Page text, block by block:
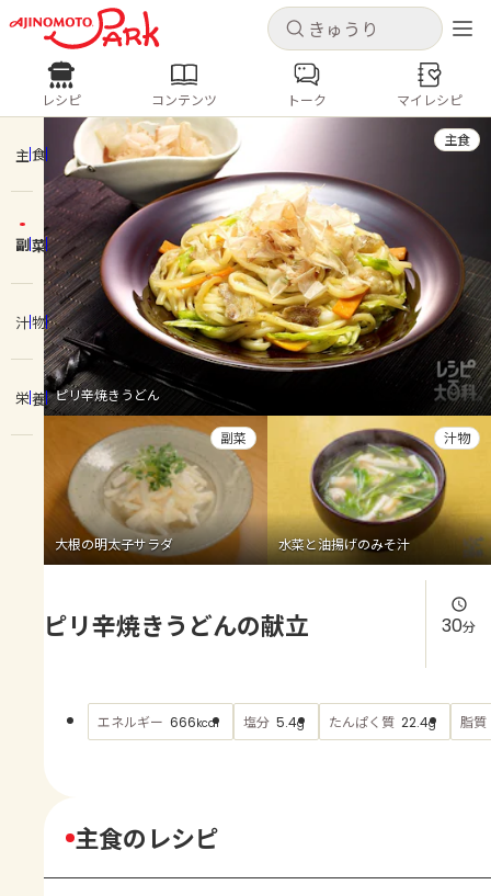
キャンセル
ログインするとレシピを保存できます
ログイン
ホーム
コンテンツ
レシピ
トーク
よくあるお問い合わせ
お買い物
AJINOMOTO PARK とは
キャンセル
レシピ コンテンツ
人気の食材・レシピ
きゅうり なす トマト
とうもろこし
ピーマン
みょうが ゴーヤ
レシピ コンテンツ トーク マイレシピ
主食
副菜
汁物
栄養 ピリ辛焼きうどん
主食
大根の明太子サラダ
副菜
水菜と油揚げのみそ汁
汁物
ピリ辛焼きうどんの献立 30分
エネルギー 666kcal 塩分 5.4g たんぱく質 22.4g 脂質
主食のレシピ